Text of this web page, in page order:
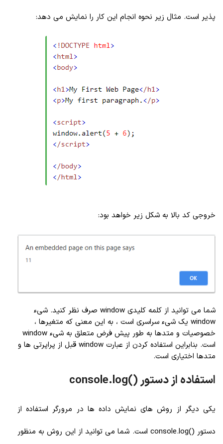
پذیر است. مثال زیر نحوه انجام این کار را نمایش می دهد:
خروجی کد بالا به شکل زیر خواهد بود:
شما می توانید از کلمه کلیدی window صرف نظر کنید. شیء
window یک شیء سراسری است ، به این معنی که متغیرها ،
خصوصیات و متدها به طور پیش فرض متعلق به شیء window
است. بنابراین استفاده کردن از عبارت window قبل از پراپرتی ها و
متدها اختیاری است.
استفاده از دستور ()console.log
یکی دیگر از روش های نمایش داده ها در مرورگر استفاده از
دستور ()console.log است. شما می توانید از این روش به منظور